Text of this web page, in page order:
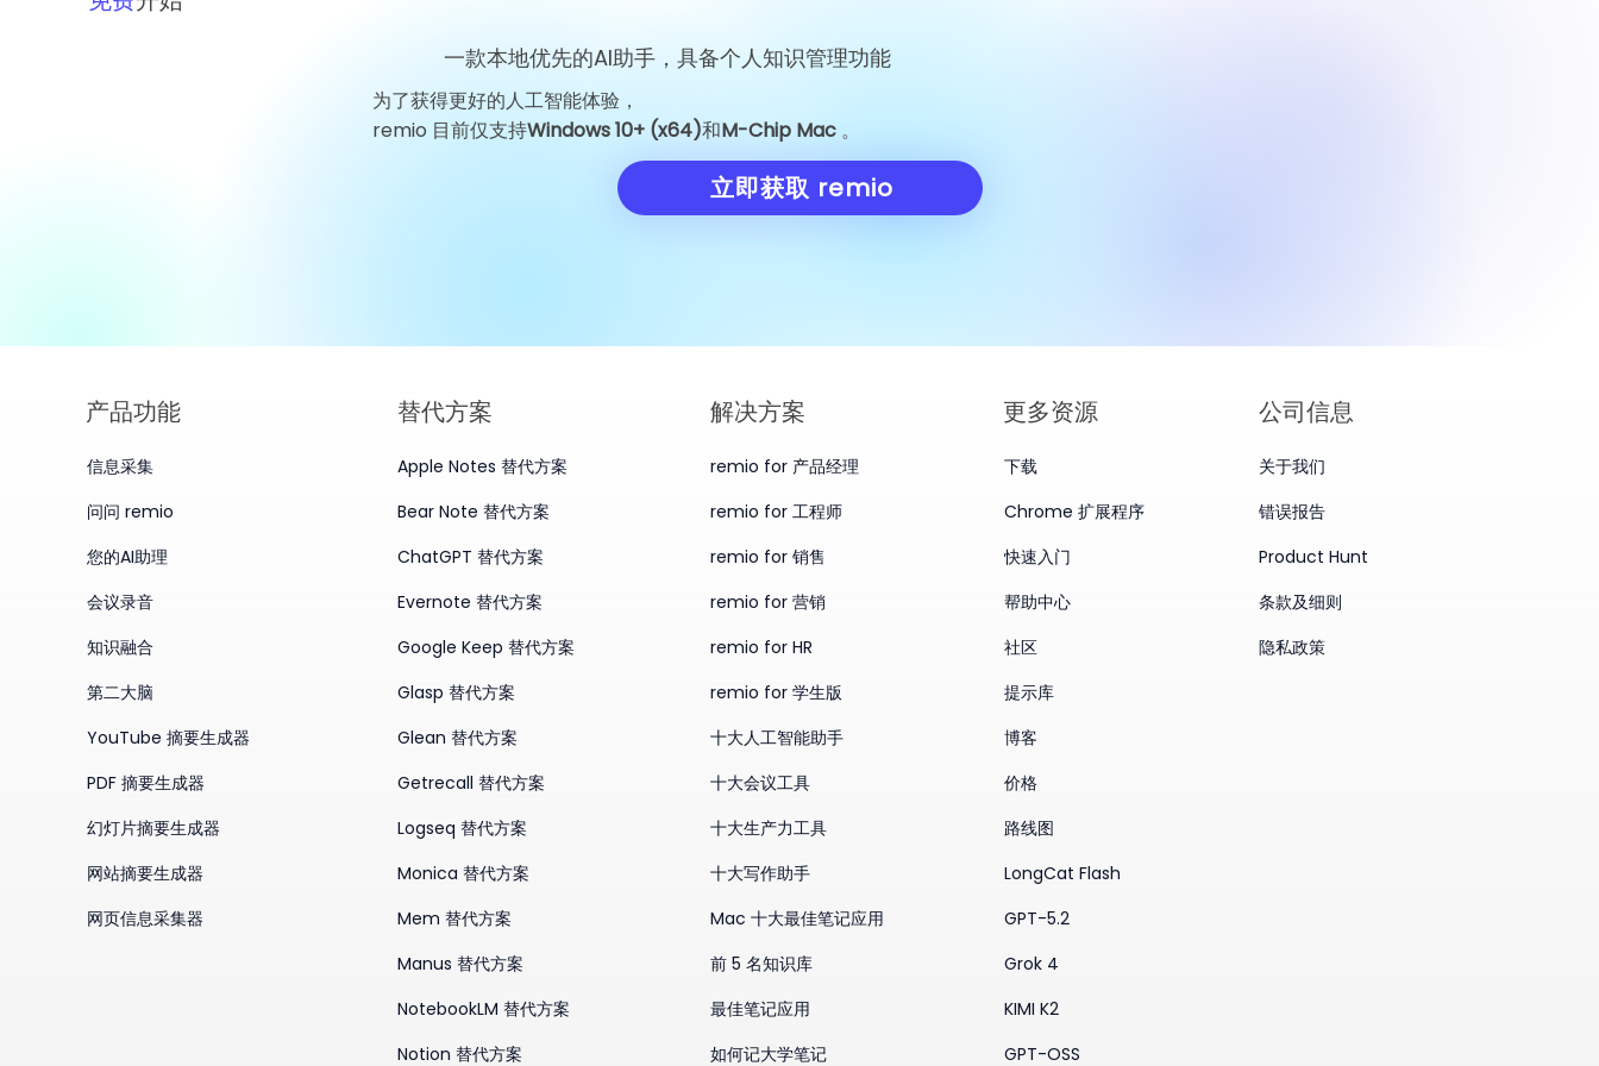
Apple 科技新闻：据报道，
CXMT 拒绝了其降价要求
FCC 限制措施引发中国对七家
实体的反制
得住脚吗？
一款本地优先的AI助手，具备个人知识管理功能
为了获得更好的人工智能体验，
remio 目前仅支持Windows 10+ (x64)和M-Chip Mac。
立即获取 remio
产品​功能
信息采集
问问 remio
您的AI助理
会议录音
知识融合
第二大脑
YouTube 摘要生成器
PDF 摘要生成器
幻灯片摘要生成器
网站摘要生成器
网页信息采集器
替代方案
Apple Notes 替代方案
Bear Note 替代方案
ChatGPT 替代方案
Evernote 替代方案
Google Keep 替代方案
Glasp 替代方案
Glean 替代方案
Getrecall 替代方案
Logseq 替代方案
Monica 替代方案
Mem 替代方案
Manus 替代方案
NotebookLM 替代方案
Notion 替代方案
​解决方案
remio for 产品经理
remio for 工程师
remio for 销售
remio for 营销
remio for HR
remio for 学生版
十大人工智能助手
十大会议工具
十大生产力工具
十大写作助手
Mac 十大最佳笔记应用
前 5 名知识库
最佳笔记应用
如何记大学笔记
更多资源
下载
Chrome 扩展程序
快速入门
帮助中心
社区
提示库
博客
价格
路线图
LongCat Flash
GPT-5.2
Grok 4
KIMI K2
GPT-OSS
公司信息
关于我们
错误报告
Product Hunt
条款及细则
隐私政策